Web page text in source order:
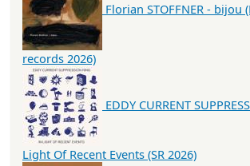
Florian STOFFNER - bijou
records 2026)
EDDY CURRENT
Light Of Recent Events (SR 2026)